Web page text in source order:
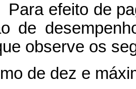
Para efeito de
de
observe os
de dez e